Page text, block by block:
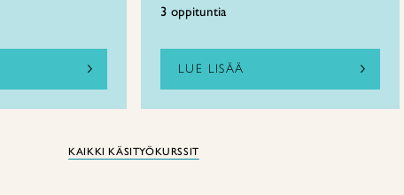
3 oppituntia
LUE LISÄÄ
KAIKKI KÄSITYÖKURSSIT